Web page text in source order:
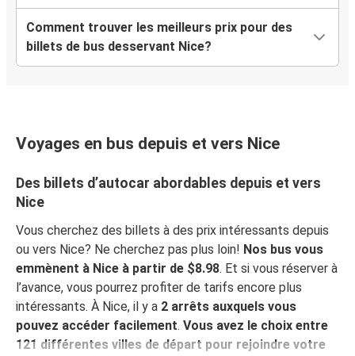
Chamonix-Mont-Blanc
Nice
Nice
Nice
Nice
Nice
Carcassonne
Carcassonne
Nice
Comment trouver les meilleurs prix pour des
billets de bus desservant Nice?
Voyages en bus depuis et vers Nice
Des billets d’autocar abordables depuis et vers
Nice
Vous cherchez des billets à des prix intéressants depuis
ou vers Nice? Ne cherchez pas plus loin! Nos bus vous
emmènent à Nice à partir de $8.98. Et si vous réserver à
l’avance, vous pourrez profiter de tarifs encore plus
intéressants. À Nice, il y a 2 arrêts auxquels vous
pouvez accéder facilement. Vous avez le choix entre
121 différentes villes de départ pour rejoindre votre